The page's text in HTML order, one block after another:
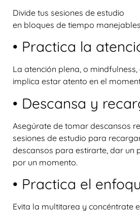
Divide tus sesiones de estudio
en bloques de tiempo
• Practica la
La atención plena, o
implica estar atento en el
• Descansa y
Asegúrate de tomar descansos
sesiones de estudio para
descansos para estirarte, dar un
por un momento.
• Practica el
Evita la multitarea y concéntrate